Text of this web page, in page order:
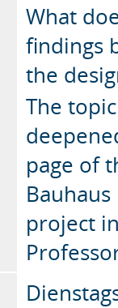
What
findings
the
The
page of
project